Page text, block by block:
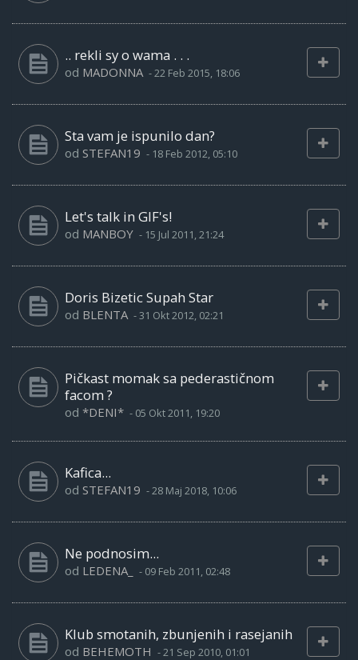
.. rekli sy o wama . . .
od MADONNA -22 Feb 2015, 18:06
Sta vam je ispunilo dan?
od STEFAN19 - 18 Feb 2012, 05:10
Let's talk in GIF's!
od MANBOY - 15 Jul 2011, 21:24
Doris Bizetic Supah Star
od BLENTA -31 Okt 2012, 02:21
Pičkast momak sa pederastičnom
facom ?
od *DENI* - 05 Okt 2011, 19:20
Kafica...
od STEFAN19 -28 Maj 2018, 10:06
Ne podnosim...
od LEDENA_ - 09 Feb 2011, 02:48
Klub smotanih, zbunjenih i rasejanih
od BEHEMOTH -21 Sep 2010, 01:01